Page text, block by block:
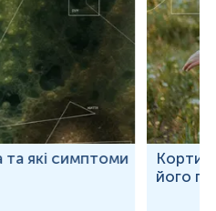
та які симптоми
його